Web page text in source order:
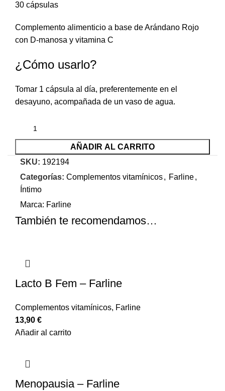
30 cápsulas
Complemento alimenticio a base de Arándano Rojo
con D-manosa y vitamina C
¿Cómo usarlo?
Tomar 1 cápsula al día, preferentemente en el
desayuno, acompañada de un vaso de agua.
AÑADIR AL CARRITO
SKU: 192194
Categorías: Complementos vitamínicos, Farline,
Íntimo
Marca: Farline
También te recomendamos…
Lacto B Fem – Farline
Complementos vitamínicos, Farline
13,90 €
Añadir al carrito
Menopausia – Farline